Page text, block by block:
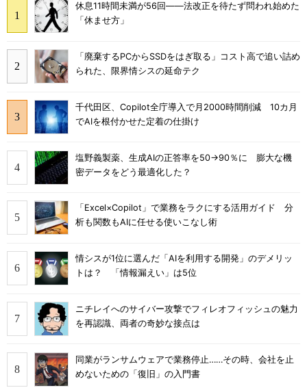
休息11時間未満が56回――法改正を待たず問われ始めた
「休ませ方」
「廃棄するPCからSSDをはぎ取る」コスト高で追い詰め
られた、限界情シスの延命テク
千代田区、Copilot全庁導入で月2000時間削減 10カ月
でAIを根付かせた定着の仕掛け
塩野義製薬、生成AIの正答率を50→90％に 膨大な機
密データをどう最適化した？
「Excel×Copilot」で業務をラクにする活用ガイド 分
析も関数もAIに任せる使いこなし術
情シスが1位に選んだ「AIを利用する開発」のデメリッ
トは？ 「情報漏えい」は5位
ニチレイへのサイバー攻撃でフィレオフィッシュの魅力
を再認識、両者の奇妙な接点は
同業がランサムウェアで業務停止……その時、会社を止
めないための「復旧」の入門書